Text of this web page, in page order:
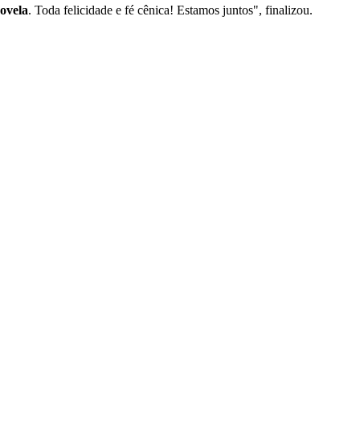
. Toda felicidade e fé cênica! Estamos juntos", finalizou.